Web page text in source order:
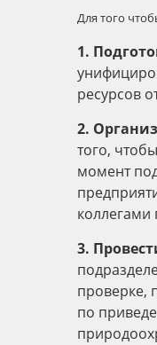
Для того
1.
ресурсов
2.
того,
момент
коллегами
3.
проверке,
по